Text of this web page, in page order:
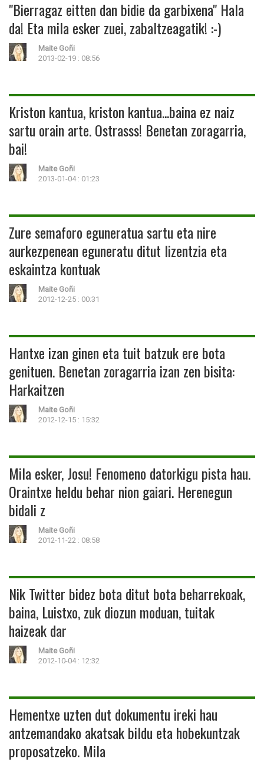
"Bierragaz eitten dan bidie da garbixena" Hala
da! Eta mila esker zuei, zabaltzeagatik! :-)
Maite Goñi
2013-02-19 : 08:56
Kriston kantua, kriston kantua...baina ez naiz
sartu orain arte. Ostrasss! Benetan zoragarria,
bai!
Maite Goñi
2013-01-04 : 01:23
Zure semaforo eguneratua sartu eta nire
aurkezpenean eguneratu ditut lizentzia eta
eskaintza kontuak
Maite Goñi
2012-12-25 : 00:31
Hantxe izan ginen eta tuit batzuk ere bota
genituen. Benetan zoragarria izan zen bisita:
Harkaitzen
Maite Goñi
2012-12-15 : 15:32
Mila esker, Josu! Fenomeno datorkigu pista hau.
Oraintxe heldu behar nion gaiari. Herenegun
bidali z
Maite Goñi
2012-11-22 : 08:58
Nik Twitter bidez bota ditut bota beharrekoak,
baina, Luistxo, zuk diozun moduan, tuitak
haizeak dar
Maite Goñi
2012-10-04 : 12:32
Hementxe uzten dut dokumentu ireki hau
antzemandako akatsak bildu eta hobekuntzak
proposatzeko. Mila